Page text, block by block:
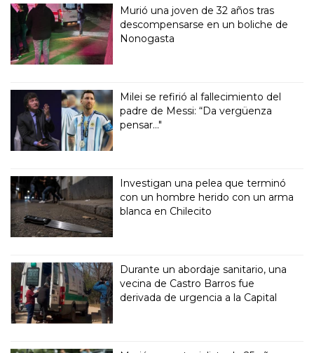
Murió una joven de 32 años tras
descompensarse en un boliche de
Nonogasta
Milei se refirió al fallecimiento del
padre de Messi: “Da vergüenza
pensar..."
Investigan una pelea que terminó
con un hombre herido con un arma
blanca en Chilecito
Durante un abordaje sanitario, una
vecina de Castro Barros fue
derivada de urgencia a la Capital